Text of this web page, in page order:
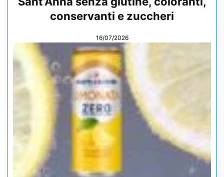
conservanti e zuccheri
16/07/2026